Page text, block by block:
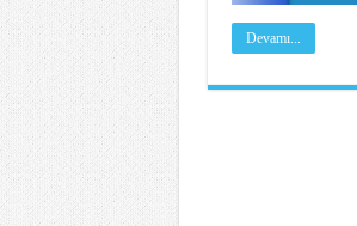
Devamı...